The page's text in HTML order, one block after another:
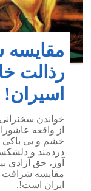
مقایسه
رذالت
اسیران!
خواندن
از واقعه
خشم و بی باکی
دردمند و
آور، حق آزادی
مقایسه شرافت
ایران است!.